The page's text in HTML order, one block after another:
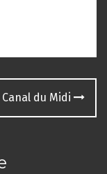
Canal du Midi